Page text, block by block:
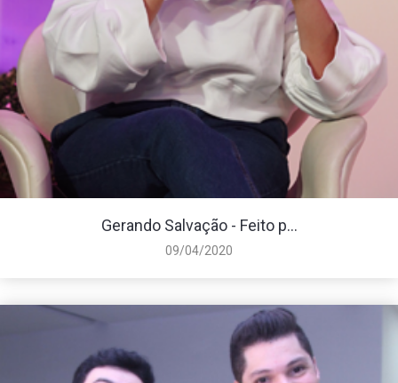
Gerando Salvação - Feito p...
09/04/2020